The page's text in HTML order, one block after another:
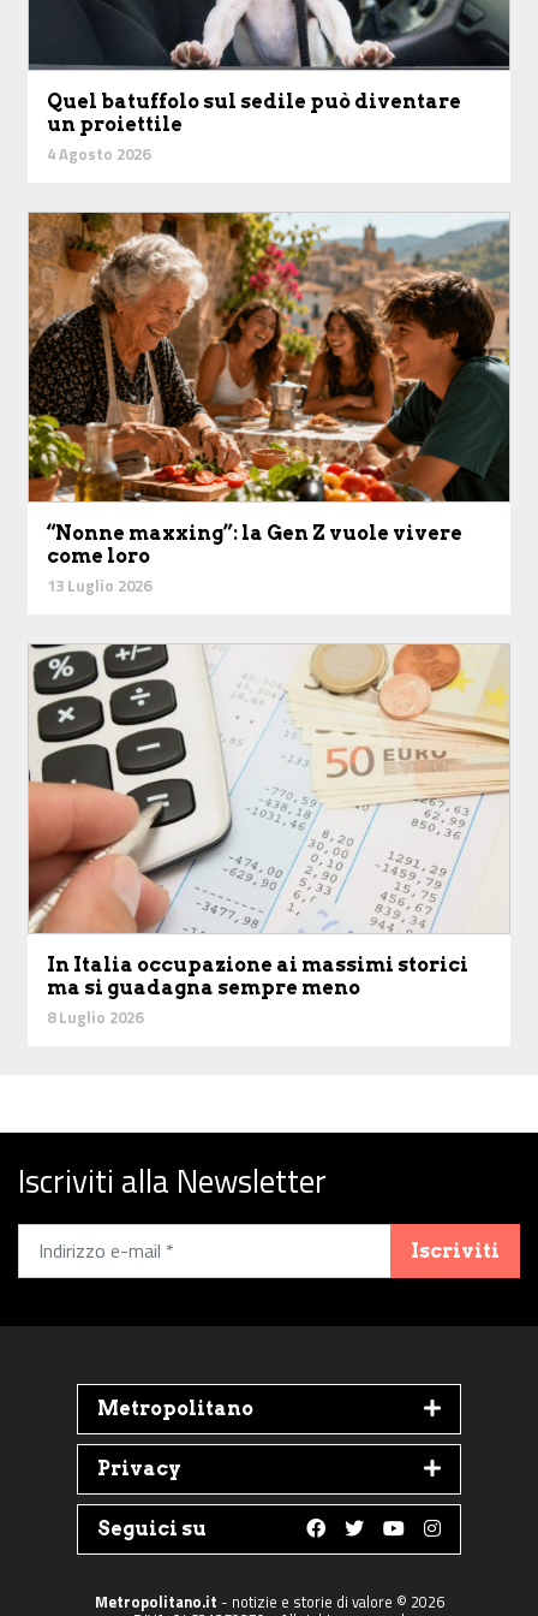
Quel batuffolo sul sedile può diventare
un proiettile
4 Agosto 2026
“Nonne maxxing”: la Gen Z vuole vivere
come loro
13 Luglio 2026
In Italia occupazione ai massimi storici
ma si guadagna sempre meno
8 Luglio 2026
Iscriviti alla Newsletter
Iscriviti
Metropolitano
Privacy
Seguici su
Follow us on
Follow us on
Follow us on
Follow us
Metropolitano.it - notizie e storie di valore © 2026